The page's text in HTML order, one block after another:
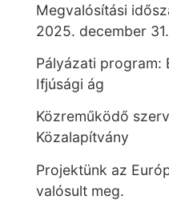
Megvalósítási
2025. december 31.
Pályázati program:
Ifjúsági ág
Közreműködő
Közalapítvány
Projektünk az
valósult meg.